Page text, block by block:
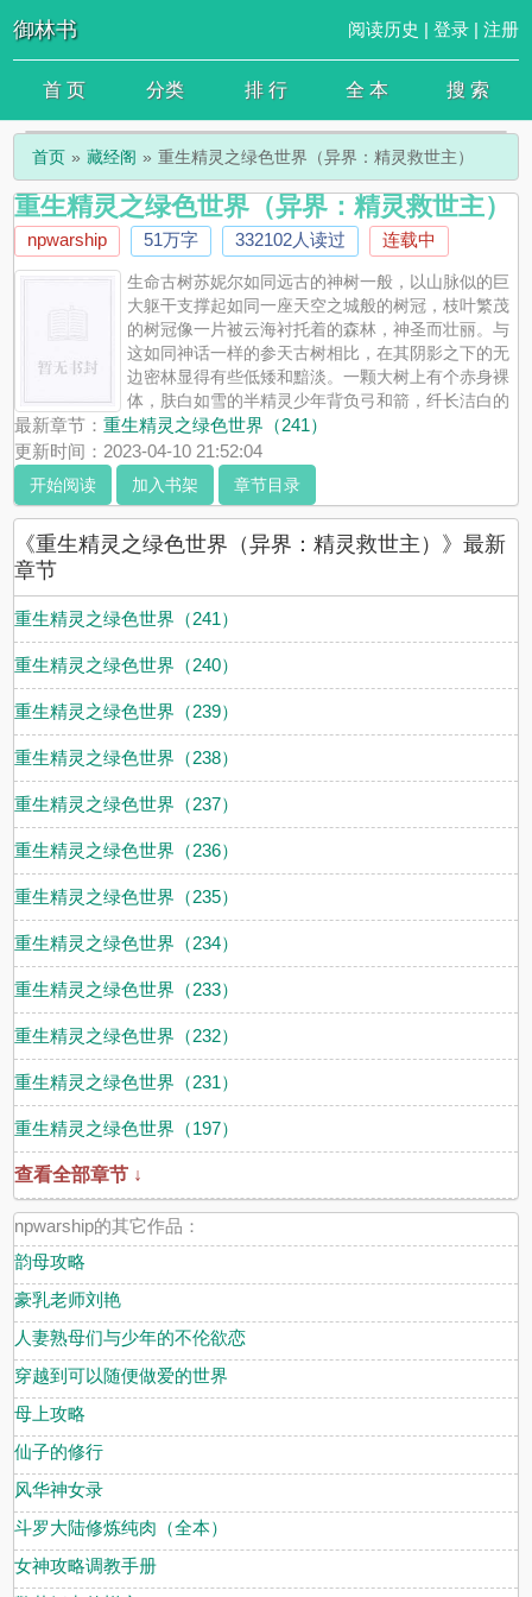
御林书 阅读历史 | 登录| 注册
首 页 分类 排 行 全 本 搜 索
首页 藏经阁 重生精灵之绿色世界（异界：精灵救世主）
重生精灵之绿色世界（异界：精灵救世主）
npwarship 51万字 332102人读过 连载中
生命古树苏妮尔如同远古的神树一般，以山脉似的巨
大躯干支撑起如同一座天空之城般的树冠，枝叶繁茂
的树冠像一片被云海衬托着的森林，神圣而壮丽。与
这如同神话一样的参天古树相比，在其阴影之下的无
边密林显得有些低矮和黯淡。一颗大树上有个赤身裸
体，肤白如雪的半精灵少年背负弓和箭，纤长洁白的
脚掌踩在树枝上，用一只手扶着身旁的粗粝的树干，抬着头仰望着那
片投下了大片阴影的天空树城“生命古树苏妮尔”穿越而来已经十几
天，李玉的心情还是无比复杂，因为这座生命古树之上，是如同奇幻
小说中般的精灵城邦，而他现在的身份只是一个被精灵遗弃在牧场整
日和毒虫野兽作伴的“孽种半精灵”这个世界的半精灵不单单只是人类
与精灵之间的产物，甚至还有精灵与兽人、精灵与哥布林、精灵与巨
人等等种族结合的产物。半精灵少年尼尔就是其中之一，从人类奴隶
生命古树下面的森林中自生自灭，与尼尔有相同遭遇的半精灵数量不
算稀少，年少的尼尔就是被其他半精灵抚养长大的。曾经的尼尔时常
仰望那座熠熠生辉的生命古树冠层，胸中既有愤恨也有向往。而如今
李玉继承了尼尔一切，当然也包括情感，被这种复杂的情感所影响，
他狩猎时也经常不由自主的眺望着生命古树。“可我又能为你做什么
呢？现在就连这精灵猎场我都走不出去。”
最新章节：重生精灵之绿色世界（241）
更新时间：2023-04-10 21:52:04
开始阅读 加入书架 章节目录
《重生精灵之绿色世界（异界：精灵救世主）》最新
章节
重生精灵之绿色世界（241）
重生精灵之绿色世界（240）
重生精灵之绿色世界（239）
重生精灵之绿色世界（238）
重生精灵之绿色世界（237）
重生精灵之绿色世界（236）
重生精灵之绿色世界（235）
重生精灵之绿色世界（234）
重生精灵之绿色世界（233）
重生精灵之绿色世界（232）
重生精灵之绿色世界（231）
重生精灵之绿色世界（197）
查看全部章节 ↓
npwarship的其它作品：
韵母攻略
豪乳老师刘艳
人妻熟母们与少年的不伦欲恋
穿越到可以随便做爱的世界
母上攻略
仙子的修行
风华神女录
斗罗大陆修炼纯肉（全本）
女神攻略调教手册